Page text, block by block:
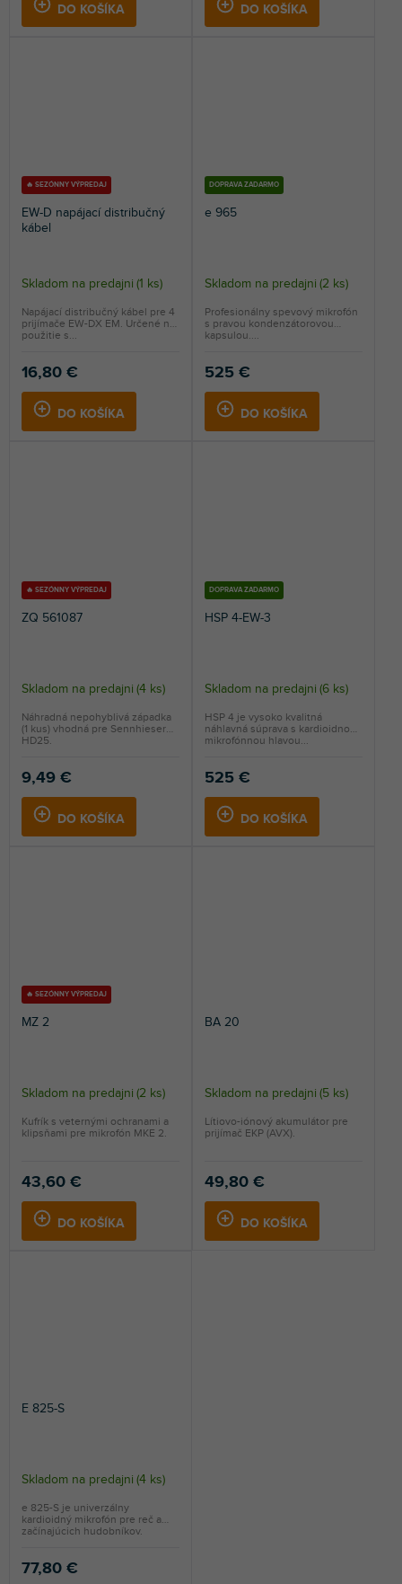
DO KOŠÍKA DO KOŠÍKA
🔥 SEZÓNNY VÝPREDAJ
EW-D napájací distribučný
kábel
Skladom na predajni (1 ks)
16,80 €
DO KOŠÍKA
Napájací distribučný kábel pre 4
prijímače EW-DX EM. Určené na
použitie s...
DOPRAVA ZADARMO
e 965
Skladom na predajni (2 ks)
525 €
DO KOŠÍKA
Profesionálny spevový mikrofón
s pravou kondenzátorovou
kapsulou....
🔥 SEZÓNNY VÝPREDAJ
ZQ 561087
Skladom na predajni (4 ks)
9,49 €
DO KOŠÍKA
Náhradná nepohyblivá západka
(1 kus) vhodná pre Sennhieser
HD25.
DOPRAVA ZADARMO
HSP 4-EW-3
Skladom na predajni (6 ks)
525 €
DO KOŠÍKA
HSP 4 je vysoko kvalitná
náhlavná súprava s kardioidnou
mikrofónnou hlavou...
🔥 SEZÓNNY VÝPREDAJ
MZ 2
Skladom na predajni (2 ks)
43,60 €
DO KOŠÍKA
Kufrík s veternými ochranami a
klipsňami pre mikrofón MKE 2.
BA 20
Skladom na predajni (5 ks)
49,80 €
DO KOŠÍKA
Lítiovo-iónový akumulátor pre
prijímač EKP (AVX).
E 825-S
Skladom na predajni (4 ks)
77,80 €
e 825-S je univerzálny
kardioidný mikrofón pre reč a
začínajúcich hudobníkov.